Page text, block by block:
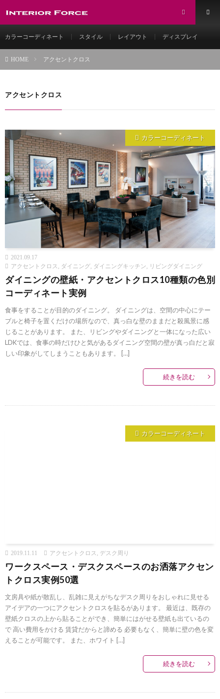
カラーコーディネート スタイル レイアウト ディスプレイ
HOME アクセントクロス
アクセントクロス
カラーコーディネート
2021.09.17
アクセントクロス
ダイニング ダイニングキッチン リビングダイニング
ダイニングの壁紙・アクセントクロス10種類の色別
コーディネート実例
食事をすることが目的のダイニング。 ダイニングは、空間の中心にテー
ブルと椅子を置くだけの場所なので、真っ白な壁のままだと殺風景に感
じることがあります。 また、リビングやダイニングと一体になった広い
LDKでは、食事の時だけひと気があるダイニング空間の壁が真っ白だと寂
しい印象がしてしまうこともあります。 […]
続きを読む
カラーコーディネート
2019.11.11 アクセントクロス デスク周り
ワークスペース・デスクスペースのお洒落アクセン
トクロス実例50選
文房具や紙が散乱し、乱雑に見えがちなデスク周りをおしゃれに見せる
アイデアの一つにアクセントクロスを貼るがあります。 最近は、既存の
壁紙クロスの上から貼ることができ、簡単にはがせる壁紙も出ているの
で 高い費用をかける 賃貸だからと諦める 必要もなく、簡単に壁の色を変
えることが可能です。 また、ホワイト […]
続きを読む